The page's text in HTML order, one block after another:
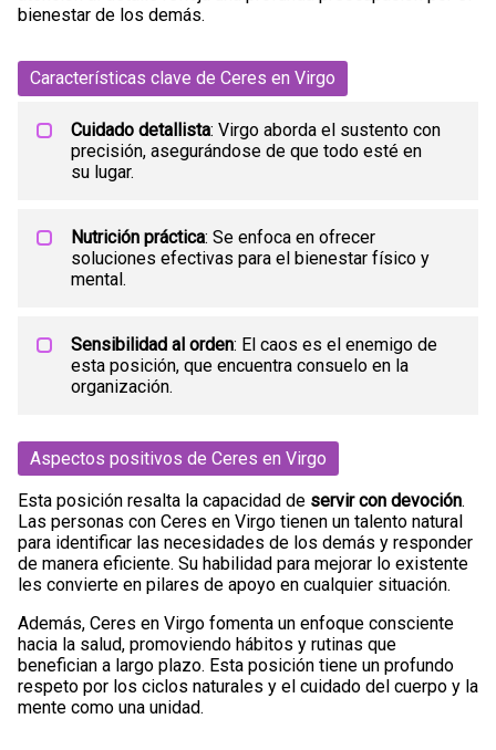
bienestar de los demás.
Características clave de Ceres en Virgo
Cuidado detallista: Virgo aborda el sustento con
precisión, asegurándose de que todo esté en
su lugar.
Nutrición práctica: Se enfoca en ofrecer
soluciones efectivas para el bienestar físico y
mental.
Sensibilidad al orden: El caos es el enemigo de
esta posición, que encuentra consuelo en la
organización.
Aspectos positivos de Ceres en Virgo
Esta posición resalta la capacidad de servir con devoción.
Las personas con Ceres en Virgo tienen un talento natural
para identificar las necesidades de los demás y responder
de manera eficiente. Su habilidad para mejorar lo existente
les convierte en pilares de apoyo en cualquier situación.
Además, Ceres en Virgo fomenta un enfoque consciente
hacia la salud, promoviendo hábitos y rutinas que
benefician a largo plazo. Esta posición tiene un profundo
respeto por los ciclos naturales y el cuidado del cuerpo y la
mente como una unidad.